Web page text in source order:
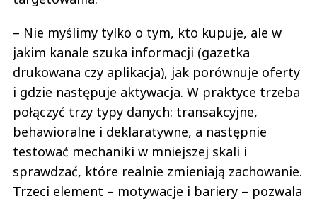
– Nie myślimy tylko o tym, kto kupuje, ale w
jakim kanale szuka informacji (gazetka
drukowana czy aplikacja), jak porównuje oferty
i gdzie następuje aktywacja. W praktyce trzeba
połączyć trzy typy danych: transakcyjne,
behawioralne i deklaratywne, a następnie
testować mechaniki w mniejszej skali i
sprawdzać, które realnie zmieniają zachowanie.
Trzeci element – motywacje i bariery – pozwala